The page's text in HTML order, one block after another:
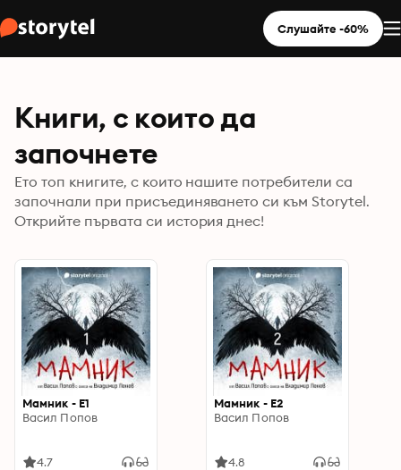
Слушайте -60%
Книги, с които да
започнете
Ето топ книгите, с които нашите потребители са
започнали при присъединяването си към Storytel.
Открийте първата си история днес!
Мамник - E1
Васил Попов
4.7
Мамник - E2
Васил Попов
4.8